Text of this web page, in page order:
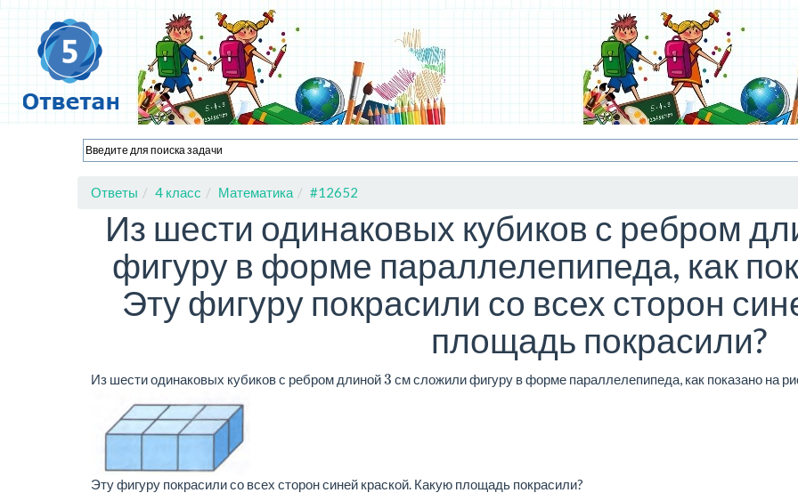
Ответы 4 класс Математика #12652
Из шести одинаковых кубиков с ребром
фигуру в форме параллелепипеда, как
Эту фигуру покрасили со всех сторон
площадь покрасили?
Из шести одинаковых кубиков с ребром длиной3 см сложили фигуру в форме параллелепипеда, как показано на
Эту фигуру покрасили со всех сторон синей краской. Какую площадь покрасили?